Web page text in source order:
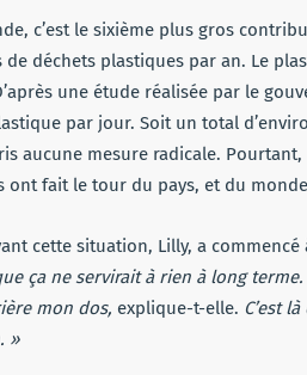
c’est le sixième plus gros
de déchets plastiques par an. Le
une étude réalisée par le
par jour. Soit un total
aucune mesure radicale.
ont fait le tour du pays, et du
cette situation, Lilly, a
ça ne servirait à rien à long
mon dos, explique-t-elle. C’est
»